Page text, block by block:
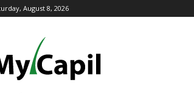
August 8, 2026